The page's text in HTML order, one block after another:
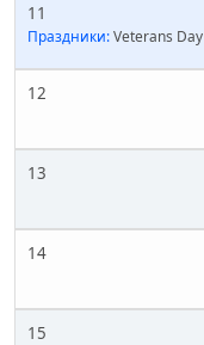
11
Праздники:Veterans Day
12
13
14
15